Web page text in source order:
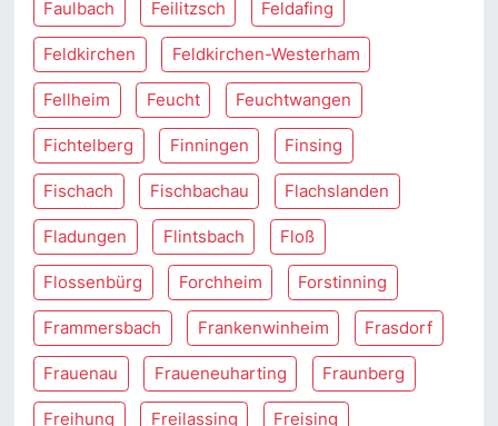
Faulbach Feilitzsch Feldafing
Feldkirchen Feldkirchen-Westerham
Fellheim Feucht Feuchtwangen
Fichtelberg Finningen Finsing
Fischach Fischbachau Flachslanden
Fladungen Flintsbach Floß
Flossenbürg Forchheim Forstinning
Frammersbach Frankenwinheim Frasdorf
Frauenau Fraueneuharting Fraunberg
Freihung Freilassing Freising